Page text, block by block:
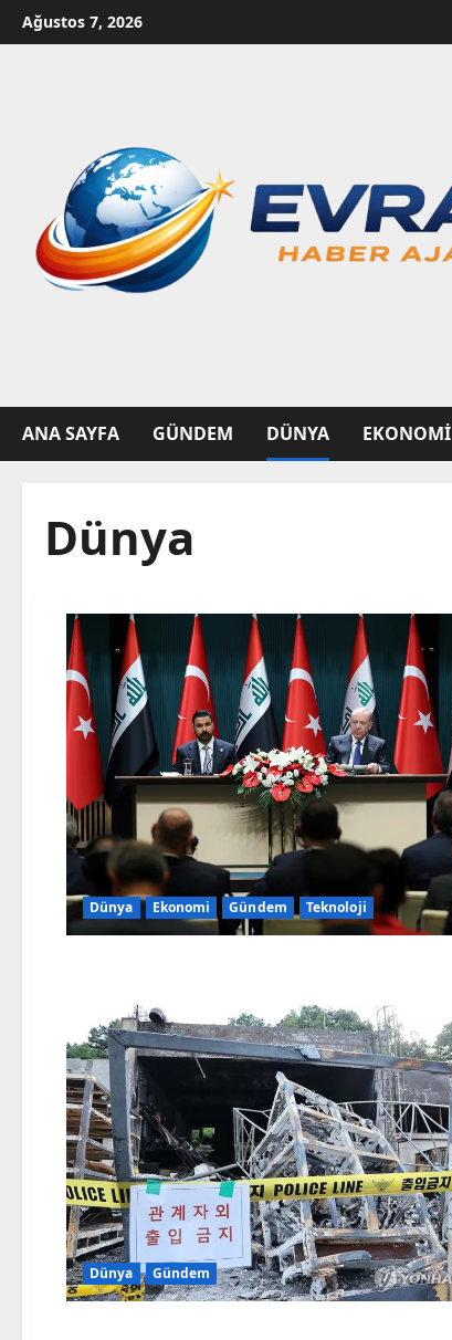
Skip
to
Ağustos 7, 2026
ANA SAYFA GÜNDEM DÜNYA EKONOMI
Dünya
Dünya Ekonomi Gündem Teknoloji
Dünya Gündem